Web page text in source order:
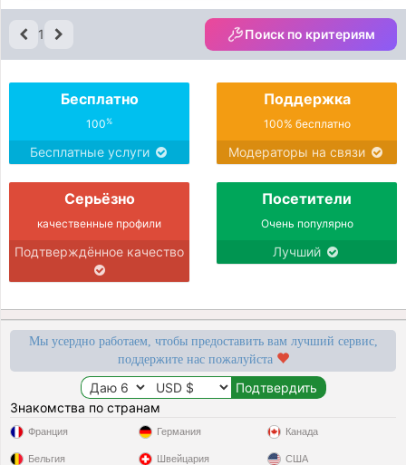
1 Поиск по критериям
Бесплатно
100%
Бесплатные услуги
Поддержка
100% бесплатно
Модераторы на связи
Серьёзно
качественные профили
Подтверждённое качество
Посетители
Очень популярно
Лучший
Мы усердно работаем, чтобы предоставить вам лучший сервис,
поддержите нас пожалуйста
Знакомства по странам
Франция
Бельгия
Германия
Швейцария
Канада
США